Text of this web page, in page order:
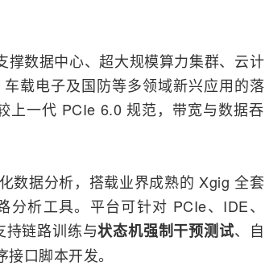
撑数据中心、超大规模算力集群、云计
车载电子及国防等多领域新兴应用的落
上一代 PCIe 6.0 规范，带宽与数据吞
数据分析，搭载业界成熟的 Xgig 全套
析工具。平台可针对 PCIe、IDE、
持链路训练与状态机强制干预测试、自
口脚本开发。